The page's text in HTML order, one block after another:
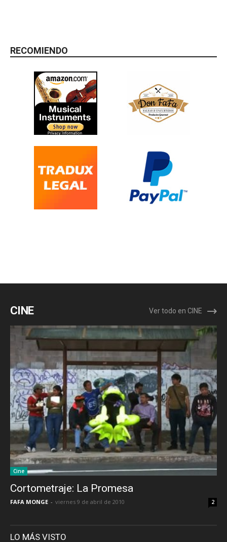
RECOMIENDO
CINE Ver todo en CINE
Cine
Cortometraje: La Promesa
FAFA MONGE - viernes 9 de abril de 2010 2
LO MÁS VISTO